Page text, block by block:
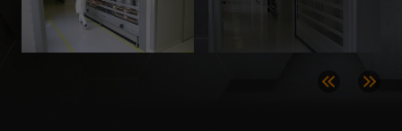
Afficher les informations du cookie
Médias externes (3)
Le contenu des plateformes vidéo est bloqué par défaut. Si les cookies